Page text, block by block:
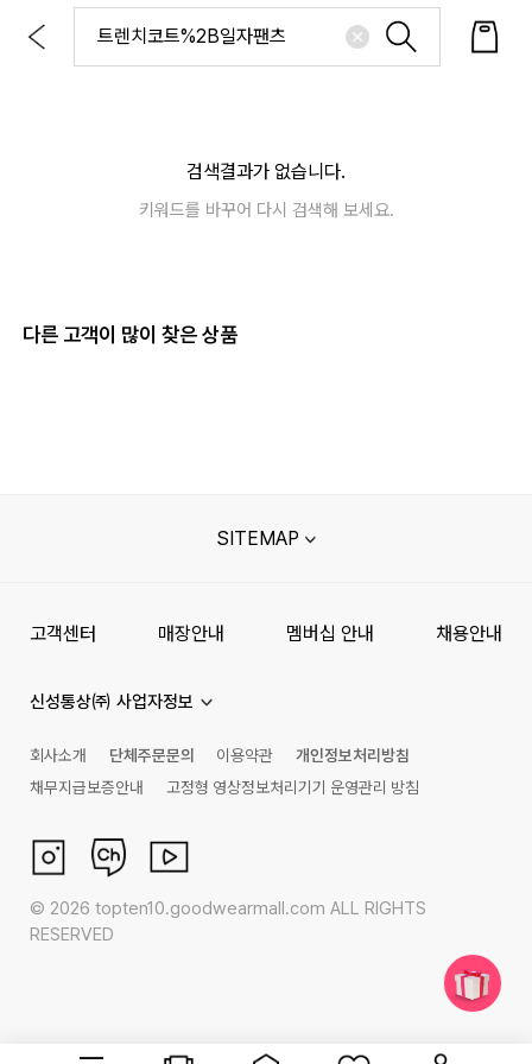
검색결과가 없습니다.
키워드를 바꾸어 다시 검색해 보세요.
다른 고객이 많이 찾은 상품
SITEMAP
고객센터 매장안내 멤버십 안내 채용안내
신성통상㈜ 사업자정보
회사소개 단체주문문의 이용약관
개인정보처리방침
채무지급보증안내
고정형 영상정보처리기기 운영관리 방침
© 2026 topten10.goodwearmall.com ALL RIGHTS
RESERVED